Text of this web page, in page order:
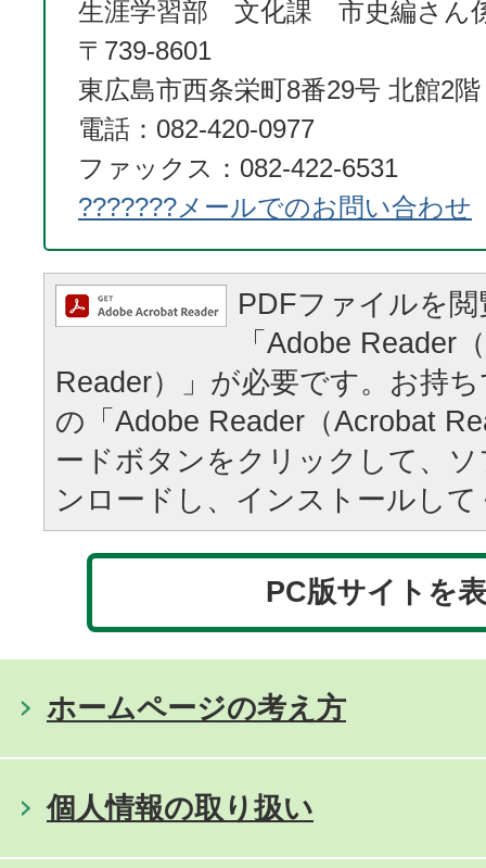
生涯学習部 文化課 市史編さん
〒739-8601
東広島市西条栄町8番29号 北館2階
電話：082-420-0977
ファックス：082-422-6531
???????メールでのお問い合わせ
PDFファイルを
「Adobe Reader
Reader）」が必要です。お持
の「Adobe Reader（Acrobat
ードボタンをクリックして、
ンロードし、インストールし
PC版サイトを
ホームページの考え方
個人情報の取り扱い